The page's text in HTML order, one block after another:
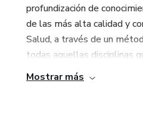
profundización de
de las más alta calidad y
Salud, a través de un
todas aquellas disciplinas
Mostrar más